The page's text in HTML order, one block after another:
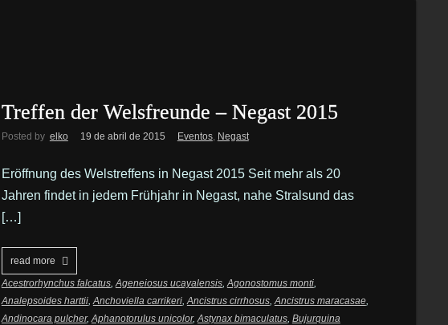
Treffen der Welsfreunde – Negast 2015
Posted by elko 19 de abril de 2015 Eventos, Negast
Eröffnung des Welstreffens in Negast 2015 Seit mehr als 20
Jahren findet in jedem Frühjahr in Negast, nahe Stralsund das
[…]
read more
Acestrorhynchus falcatus,Ageneiosus ucayalensis,Agonostomus monti,
Analepsoides harttii,Anchoviella carrikeri,Ancistrus cirrhosus,Ancistrus maracasae,
Andinocara pulcher,Aphanotorulus unicolor,Astynax bimaculatus, Bujurquina